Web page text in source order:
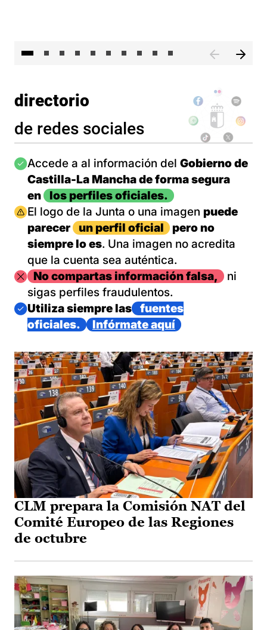
directorio
de redes sociales
Imagen
Accede a al información del Gobierno de
Castilla-La Mancha de forma segura
en
los perfiles oficiales.
Imagen
El logo de la Junta o una imagen puede
parecer
un perfil oficial
pero no
siempre lo es. Una imagen no acredita
que la cuenta sea auténtica.
ImagenNo compartas información falsa,
ni
sigas perfiles fraudulentos.
Imagen
Utiliza siempre las
fuentes
oficiales.
Infórmate aquí
CLM prepara la Comisión NAT del
Comité Europeo de las Regiones
de octubre